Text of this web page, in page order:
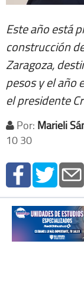
Este año está
construcción
Zaragoza,
pesos y el año
el presidente
Por: Marieli
10 30